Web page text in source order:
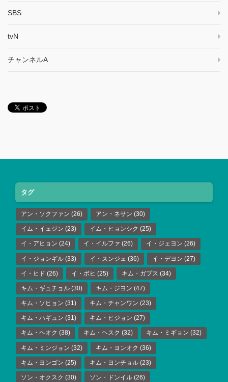
SBS
tvN
チャンネルA
タグ
アン・ソクファン (26) アン・ネサン (30)
イム・イェジン (23) イム・ヒョンシク (25)
イ・アヒョン (24) イ・イルファ (26) イ・ジェヨン (26)
イ・ジョンギル (33) イ・スンジェ (36) イ・デヨン (27)
イ・ヒド (26) イ・ボヒ (25) キム・ガプス (34)
キム・ギュチョル (30) キム・ジヨン (47)
キム・ソヒョン (31) キム・チャンワン (23)
キム・ハギュン (31) キム・ヒジョン (27)
キム・ヘオク (38) キム・ヘスク (32) キム・ミギョン (32)
キム・ミンジョン (32) キム・ヨンオク (36)
キム・ヨンゴン (25) キム・ヨンチョル (23)
ソン・オクスク (30) ソン・ドンイル (26)